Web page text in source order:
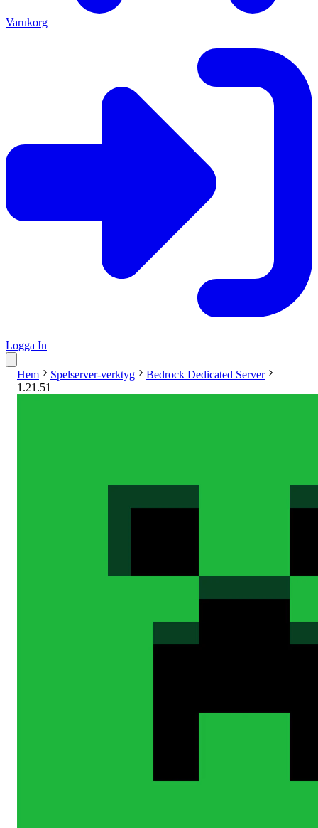
Varukorg
Logga In
Hem Spelserver-verktyg
Bedrock Dedicated Server
1.21.51